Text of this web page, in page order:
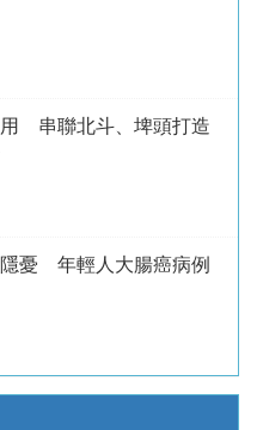
串聯北斗、埤頭打造
憂 年輕人大腸癌病例